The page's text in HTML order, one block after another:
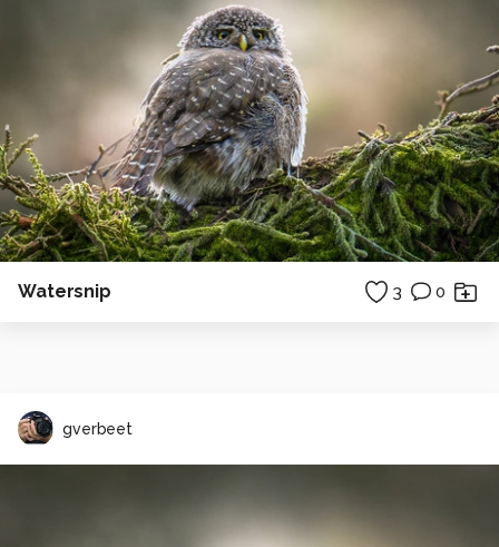
Watersnip 3 0
gverbeet